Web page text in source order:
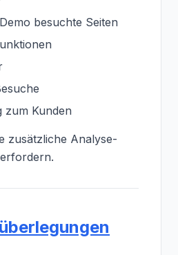
besuchte Seiten
zum Kunden
zusätzliche Analyse-